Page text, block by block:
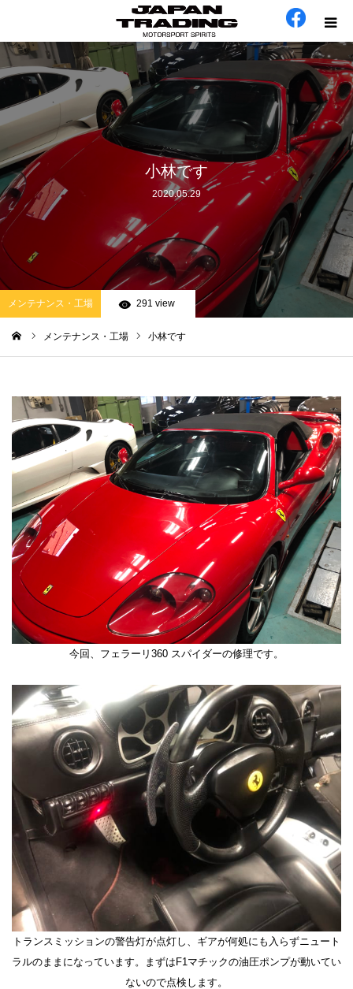
小林です
2020.05.29
メンテナンス・工場 291 view
メンテナンス・工場 小林です
今回、フェラーリ360 スパイダーの修理です。
トランスミッションの警告灯が点灯し、ギアが何処にも入らずニュート
ラルのままになっています。まずはF1マチックの油圧ポンプが動いてい
ないので点検します。
ホーム
会社概要
カテゴリー
お問い合わせ